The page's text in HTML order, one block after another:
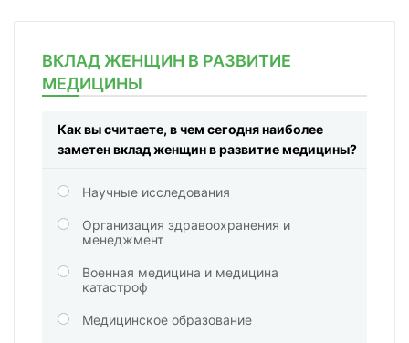
ВКЛАД ЖЕНЩИН В РАЗВИТИЕ
МЕДИЦИНЫ
Как вы считаете, в чем сегодня наиболее
заметен вклад женщин в развитие медицины?
Научные исследования
Организация здравоохранения и
менеджмент
Военная медицина и медицина
катастроф
Медицинское образование